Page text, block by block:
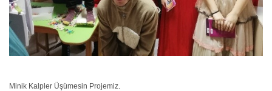
Minik Kalpler Üşümesin Projemiz.